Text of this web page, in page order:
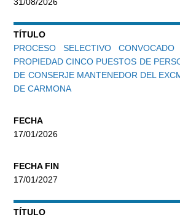
TÍTULO
PROCESO SELECTIVO
PROPIEDAD CINCO PUESTOS DE
DE CONSERJE MANTENEDOR DEL
DE CARMONA
FECHA
17/01/2026
FECHA FIN
17/01/2027
TÍTULO